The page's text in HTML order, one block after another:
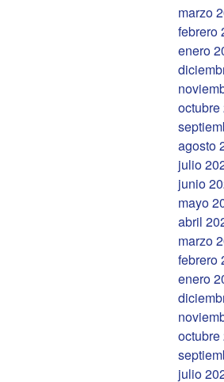
marzo
febrero
enero
octubre
agosto
julio
junio
mayo
abril
marzo
febrero
enero
octubre
julio